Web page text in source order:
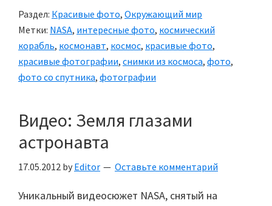
Раздел: Красивые фото, Окружающий мир
Метки: NASA, интересные фото, космический
корабль, космонавт, космос, красивые фото,
красивые фотографии, снимки из космоса, фото,
фото со спутника, фотографии
Видео: Земля глазами
астронавта
17.05.2012 by Editor Оставьте комментарий
Уникальный видеосюжет NASA, снятый на